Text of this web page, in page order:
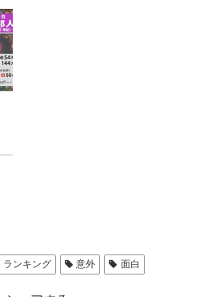
ランキング 意外 面白